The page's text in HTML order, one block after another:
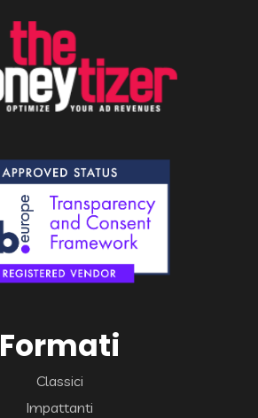
Formati
Classici
Impattanti